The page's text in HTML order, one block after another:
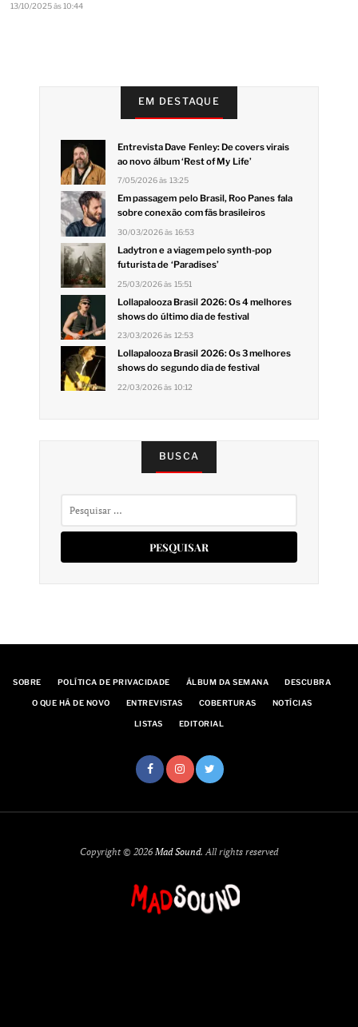
13/10/2025 às 10:44
EM DESTAQUE
Entrevista Dave Fenley: De covers virais
ao novo álbum ‘Rest of My Life’
7/05/2026 às 13:25
Em passagem pelo Brasil, Roo Panes fala
sobre conexão com fãs brasileiros
30/03/2026 às 16:53
Ladytron e a viagem pelo synth-pop
futurista de ‘Paradises’
25/03/2026 às 15:51
Lollapalooza Brasil 2026: Os 4 melhores
shows do último dia de festival
23/03/2026 às 12:53
Lollapalooza Brasil 2026: Os 3 melhores
shows do segundo dia de festival
22/03/2026 às 10:12
BUSCA
SOBRE POLÍTICA DE PRIVACIDADE ÁLBUM DA SEMANA DESCUBRA
O QUE HÁ DE NOVO ENTREVISTAS COBERTURAS NOTÍCIAS
LISTAS EDITORIAL
Copyright © 2026Mad Sound. All rights reserved